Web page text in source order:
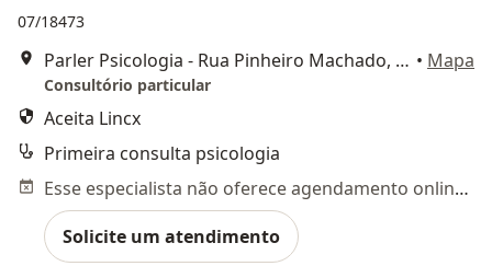
07/18473
Parler Psicologia - Rua Pinheiro Machado, 2380, Sala 608 - Bloco B, Santa Maria • Mapa
Consultório particular
Aceita Lincx
Primeira consulta psicologia
Esse especialista não oferece agendamento online para esse endereço.
Solicite um atendimento